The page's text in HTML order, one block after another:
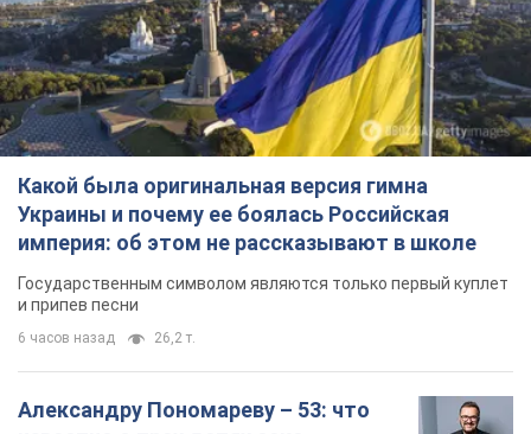
Какой была оригинальная версия гимна
Украины и почему ее боялась Российская
империя: об этом не рассказывают в школе
Государственным символом являются только первый куплет
и припев песни
6 часов назад 26,2 т.
Александру Пономареву – 53: что